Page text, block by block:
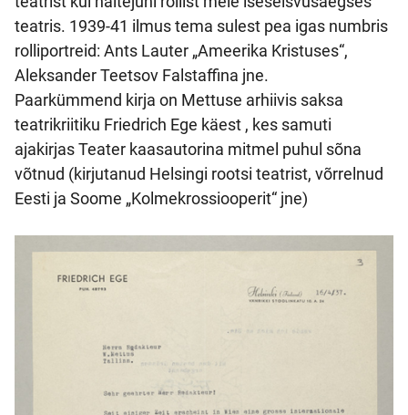
teatris. 1939-41 ilmus tema sulest pea igas numbris
rolliportreid: Ants Lauter „Ameerika Kristuses“,
Aleksander Teetsov Falstaffina jne.
Paarkümmend kirja on Mettuse arhiivis saksa
teatrikriitiku Friedrich Ege käest , kes samuti
ajakirjas Teater kaasautorina mitmel puhul sõna
võtnud (kirjutanud Helsingi rootsi teatrist, võrrelnud
Eesti ja Soome „Kolmekrossiooperit“ jne)